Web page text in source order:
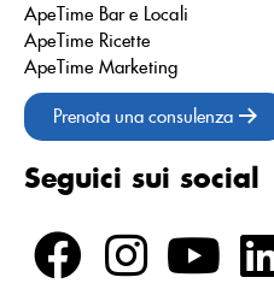
ApeTime Bar e Locali
ApeTime Ricette
ApeTime Marketing
Prenota una consulenza
Seguici sui social